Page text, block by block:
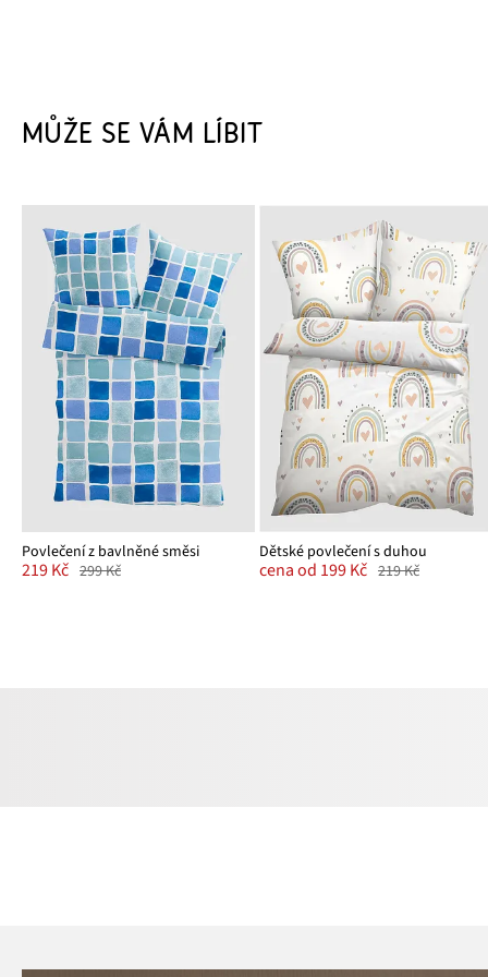
MŮŽE SE VÁM LÍBIT
Povlečení z bavlněné směsi
219 Kč 299 Kč
Dětské povlečení s duhou
cena od 199 Kč 219 Kč